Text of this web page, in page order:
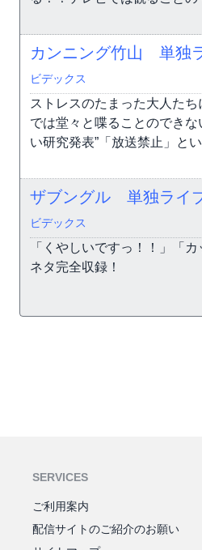
カンニング竹山 単独
ビデックス
ストレスのたまった大人た
では堂々と喋ることのできな
い研究発表”「放送禁止」と
ザブングル 単独ライ
ビデックス
「くやしいですっ！！」「
ネタ完全収録！
SERVICES
ご利用案内
配信サイトのご紹介のお願い